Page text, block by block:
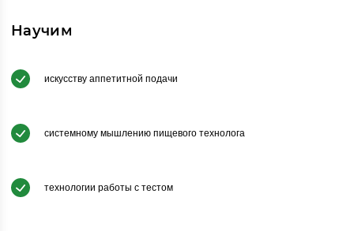
Научим
искусству аппетитной подачи
системному мышлению пищевого технолога
технологии работы с тестом